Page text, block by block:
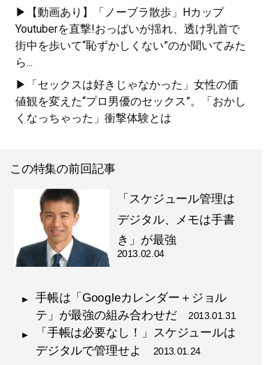
▶【動画あり】「ノーブラ散歩」Hカップ
Youtuberを直撃!おっぱいが揺れ、透け乳首で
街中を歩いて“恥ずかしくない”のか聞いてみた
ら...
▶「セックスは好きじゃなかった」女性の価
値観を変えた“プロ男優のセックス”。「おかし
くなっちゃった」衝撃体験とは
この特集の前回記事
「スケジュール管理は
デジタル、メモは手書
き」が最強
2013.02.04
手帳は「Googleカレンダー＋ジョル
テ」が最強の組み合わせだ
2013.01.31
「手帳は必要なし！」スケジュールは
デジタルで管理せよ 2013.01.24